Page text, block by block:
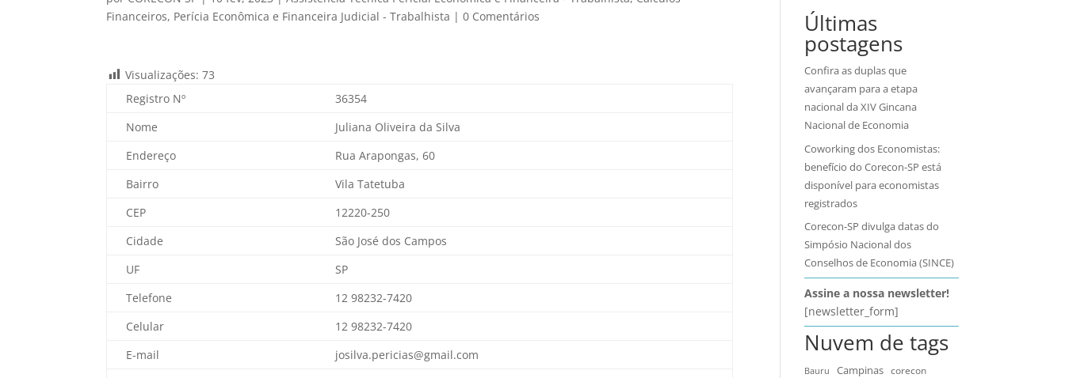
Financeiros, Perícia Econômica e Financeira Judicial - Trabalhista |0 Comentários
Visualizações: 73
Registro Nº
36354
Nome
Juliana Oliveira da Silva
Endereço
Rua Arapongas, 60
Bairro
Vila Tatetuba
CEP
12220-250
Cidade
São José dos Campos
UF
SP
Telefone
12 98232-7420
Celular
12 98232-7420
E-mail
josilva.pericias@gmail.com
Últimas
postagens
Confira as duplas que
avançaram para a etapa
nacional da XIV Gincana
Nacional de Economia
Coworking dos Economistas:
benefício do Corecon-SP está
disponível para economistas
registrados
Corecon-SP divulga datas do
Simpósio Nacional dos
Conselhos de Economia (SINCE)
Assine a nossa newsletter!
[newsletter_form]
Nuvem de tags
Bauru Campinas
corecon